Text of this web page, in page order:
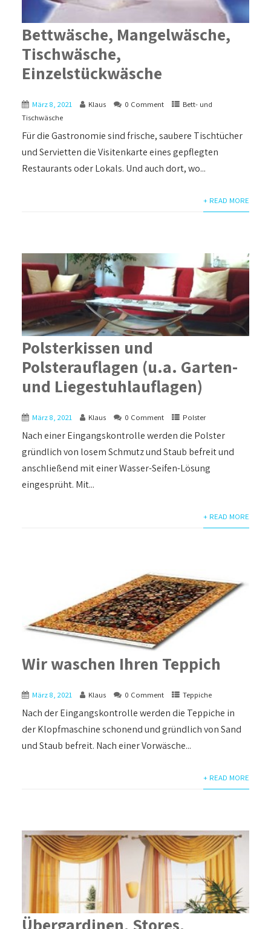
Bettwäsche, Mangelwäsche,
Tischwäsche,
Einzelstückwäsche
März 8, 2021 Klaus 0 Comment
Bett- und
Tischwäsche
Für die Gastronomie sind frische, saubere Tischtücher
und Servietten die Visitenkarte eines gepflegten
Restaurants oder Lokals. Und auch dort, wo...
+ READ MORE
Polsterkissen und
Polsterauflagen (u.a. Garten-
und Liegestuhlauflagen)
März 8, 2021 Klaus 0 Comment Polster
Nach einer Eingangskontrolle werden die Polster
gründlich von losem Schmutz und Staub befreit und
anschließend mit einer Wasser-Seifen-Lösung
eingesprüht. Mit...
+ READ MORE
Wir waschen Ihren Teppich
März 8, 2021 Klaus 0 Comment Teppiche
Nach der Eingangskontrolle werden die Teppiche in
der Klopfmaschine schonend und gründlich von Sand
und Staub befreit. Nach einer Vorwäsche...
+ READ MORE
Übergardinen, Stores,